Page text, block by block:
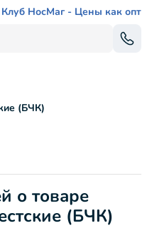
Клуб НосМаг - Цены как опт
(БЧК)
о товаре
(БЧК)